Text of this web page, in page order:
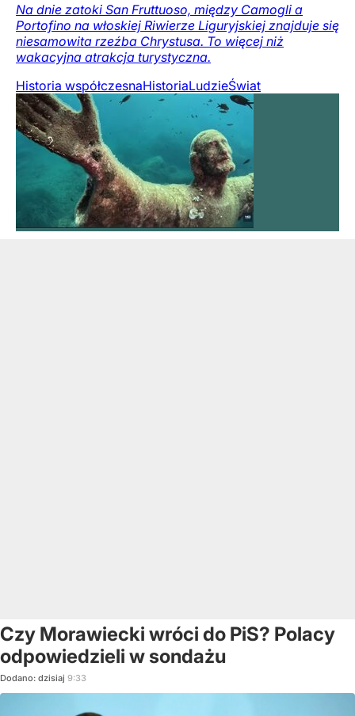
Na dnie zatoki San Fruttuoso, między Camogli a
Portofino na włoskiej Riwierze Liguryjskiej znajduje się
niesamowita rzeźba Chrystusa. To więcej niż
wakacyjna atrakcja turystyczna.
Historia współczesnaHistoriaLudzieŚwiat
Czy Morawiecki wróci do PiS? Polacy
odpowiedzieli w sondażu
Dodano: dzisiaj 9:33